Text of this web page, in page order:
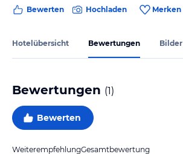
Bewerten Hochladen Merken
Hotelübersicht Bewertungen Bilder
Bewertungen (1)
Bewerten
WeiterempfehlungGesamtbewertung